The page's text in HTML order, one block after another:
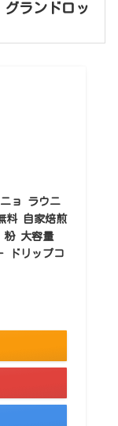
ランドロッ
ョ ラウニ
料 自家焙煎
粉 大容量
ドリップコ